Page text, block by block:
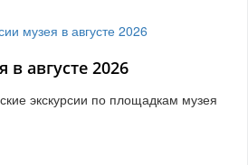
в августе 2026
экскурсии по площадкам музея